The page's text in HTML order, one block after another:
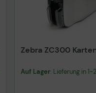
Zebra ZC300
Auf Lager: Lieferung in